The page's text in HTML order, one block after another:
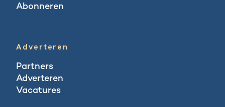
Abonneren
Adverteren
Partners
Adverteren
Vacatures